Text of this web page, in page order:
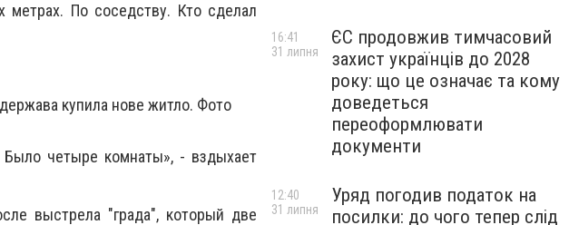
метрах. По соседству. Кто сделал
Было четыре комнаты», - вздыхает
выстрела "града", который две
ЄС продовжив тимчасовий
захист українців до 2028
року: що це означає та кому
доведеться
переоформлювати
документи
16:41
31 липня
Уряд погодив податок на
посилки: до чого тепер слід
12:40
31 липня